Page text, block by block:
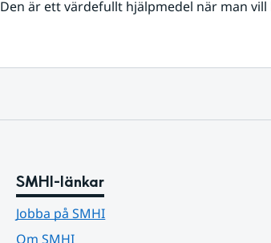
är ett värdefullt hjälpmedel när man
SMHI-länkar
Jobba på SMHI
Om SMHI